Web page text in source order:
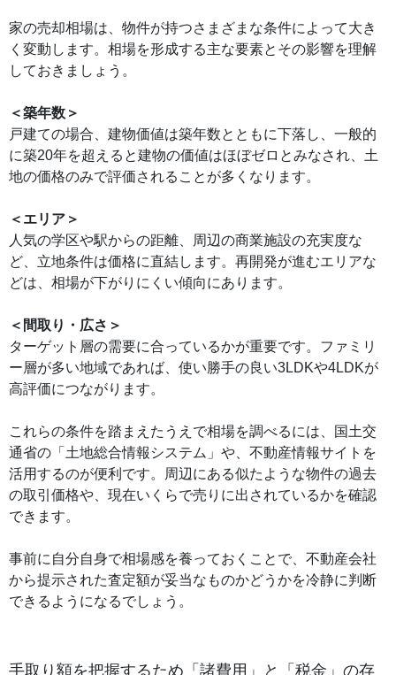
家の売却相場は、物件が持つさまざまな条件によって大き
く変動します。相場を形成する主な要素とその影響を理解
しておきましょう。
＜築年数＞
戸建ての場合、建物価値は築年数とともに下落し、一般的
に築20年を超えると建物の価値はほぼゼロとみなされ、土
地の価格のみで評価されることが多くなります。
＜エリア＞
人気の学区や駅からの距離、周辺の商業施設の充実度な
ど、立地条件は価格に直結します。再開発が進むエリアな
どは、相場が下がりにくい傾向にあります。
＜間取り・広さ＞
ターゲット層の需要に合っているかが重要です。ファミリ
ー層が多い地域であれば、使い勝手の良い3LDKや4LDKが
高評価につながります。
これらの条件を踏まえたうえで相場を調べるには、国土交
通省の「土地総合情報システム」や、不動産情報サイトを
活用するのが便利です。周辺にある似たような物件の過去
の取引価格や、現在いくらで売りに出されているかを確認
できます。
事前に自分自身で相場感を養っておくことで、不動産会社
から提示された査定額が妥当なものかどうかを冷静に判断
できるようになるでしょう。
手取り額を把握するため「諸費用」と「税金」の存